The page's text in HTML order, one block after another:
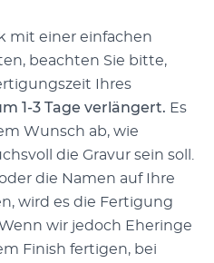
mit einer einfachen
beachten Sie bitte,
Ihres
1-3 Tage verlängert. Es
Wunsch ab, wie
die Gravur sein soll.
die Namen auf Ihre
wird es die Fertigung
wir jedoch Eheringe
Finish fertigen, bei